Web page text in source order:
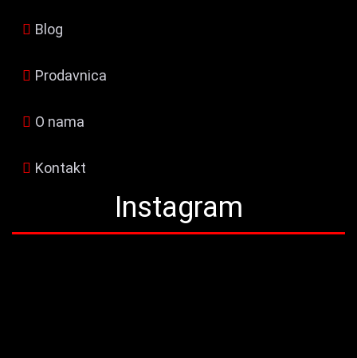
Blog
Prodavnica
O nama
Kontakt
Instagram